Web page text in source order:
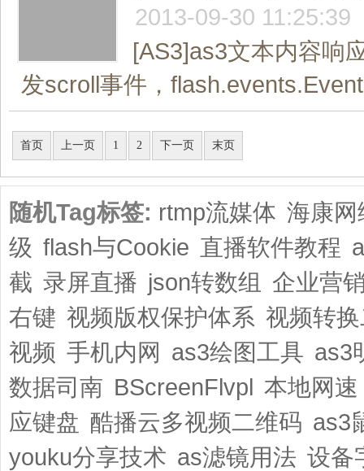
2013-09-30 11:25:39
[AS3]as3文本内容响
发scroll事件，
首页 上一页 1 2 下一页 末页
随机Tag标签: rtmp流媒体 海康网
级 flash与Cookie 直播软件教程
截 录屏直播 json转数组 企业营
右键 视频版权保护体系 视频转
视频 手机内网 as3绘图工具 as3
数据司南 BScreenFlvpl 本地网速
应键盘 酷播云多视频二维码 as3
youku分享技术 as滤镜用法 设备